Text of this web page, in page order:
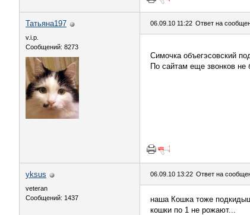
Татьяна197
v.i.p.
Сообщений: 8273
06.09.10 11:22 Ответ на
Симочка объегэсовский
По сайтам еще звонков не
yksus
veteran
Сообщений: 1437
06.09.10 13:22 Ответ на
наша Кошка тоже
кошки по 1 не рожают...